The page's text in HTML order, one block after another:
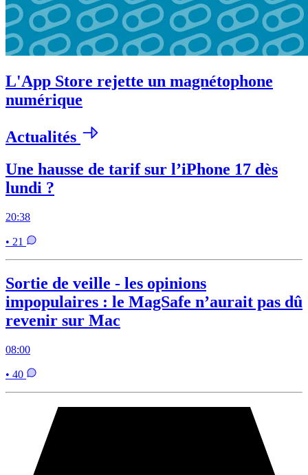
L'App Store rejette un magnétophone
numérique
Actualités
Une hausse de tarif sur l’iPhone 17 dès
lundi ?
20:38
• 21
Sortie de veille - les opinions
impopulaires : le MagSafe n’aurait pas dû
revenir sur Mac
08:00
• 40